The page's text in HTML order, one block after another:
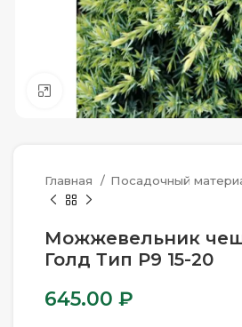
Нажмите, чтобы увеличить
Главная Посадочный
Можжевельник
Голд Тип Р9 15-20
645.00 ₽